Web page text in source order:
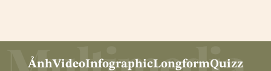
ẢnhVideoInfographicLongformQuizz